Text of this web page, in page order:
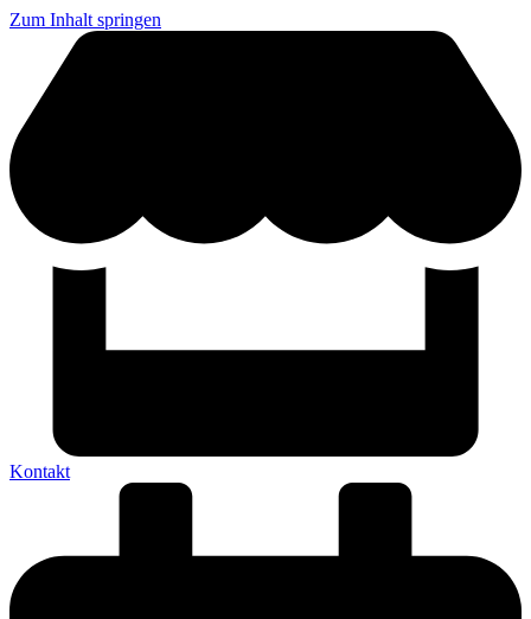
Zum Inhalt springen
Kontakt